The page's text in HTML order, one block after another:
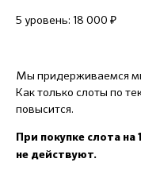
5 уровень: 18 000 ₽
Мы придерживаемся
Как только слоты по
повысится.
При покупке слота
не действуют.